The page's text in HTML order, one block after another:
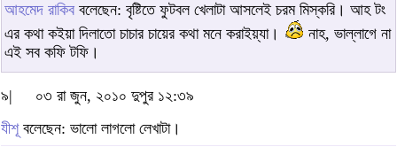
আহমেদ রাকিব বলেছেন: বৃষ্টিতে ফুটবল খেলাটা আসলেই চরম মিস্করি। আহ টং
এর কথা কইয়া দিলাতো চাচার চায়ের কথা মনে করাইয়্যা।
নাহ, ভাল্লাগে না
এই সব কফি টফি।
৯|
০৩ রা জুন, ২০১০ দুপুর ১২:৩৯
যীশূবলেছেন: ভালো লাগলো লেখাটা।